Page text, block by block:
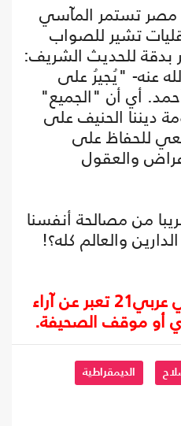
تستمر المآسي
تشير للصواب
بدقة للحديث الشريف:
عنه- "يُجيرُ على
أي أن "الجميع"
ديننا الحنيف على
للحفاظ على
والعقول
من مصالحة أنفسنا
والعالم كله؟!
المقالات المنشورة في عربي21 تعبر عن آراء
أو موقف الصحيفة.
الديمقراطية